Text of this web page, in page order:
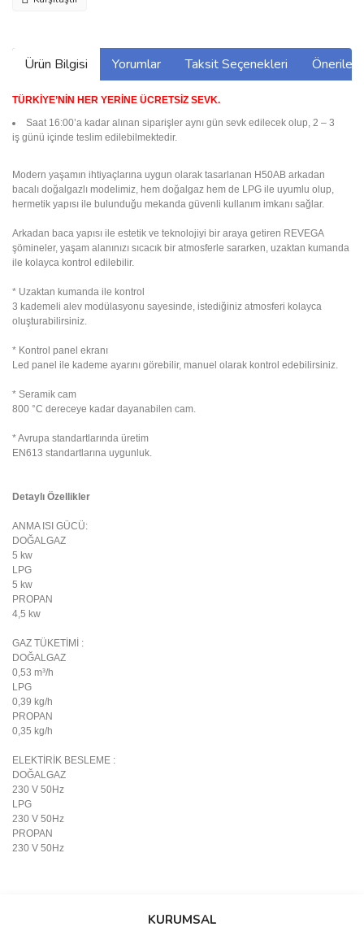
Ürün Bilgisi Yorumlar Taksit Seçenekleri
TÜRKİYE’NİN HER YERİNE ÜCRETSİZ SEVK.
Saat 16:00’a kadar alınan siparişler aynı gün sevk edilecek olup, 2 – 3
iş günü içinde teslim edilebilmektedir.
Modern yaşamın ihtiyaçlarına uygun olarak tasarlanan H50AB arkadan
bacalı doğalgazlı modelimiz, hem doğalgaz hem de LPG ile uyumlu olup,
hermetik yapısı ile bulunduğu mekanda güvenli kullanım imkanı sağlar.
Arkadan baca yapısı ile estetik ve teknolojiyi bir araya getiren REVEGA
şömineler, yaşam alanınızı sıcacık bir atmosferle sararken, uzaktan kumanda
ile kolayca kontrol edilebilir.
* Uzaktan kumanda ile kontrol
3 kademeli alev modülasyonu sayesinde, istediğiniz atmosferi kolayca
oluşturabilirsiniz.
* Kontrol panel ekranı
Led panel ile kademe ayarını görebilir, manuel olarak kontrol edebilirsiniz.
* Seramik cam
800 °C dereceye kadar dayanabilen cam.
* Avrupa standartlarında üretim
EN613 standartlarına uygunluk.
Detaylı Özellikler
ANMA ISI GÜCÜ:
DOĞALGAZ
5 kw
LPG
5 kw
PROPAN
4,5 kw
GAZ TÜKETİMİ :
DOĞALGAZ
0,53 m³/h
LPG
0,39 kg/h
PROPAN
0,35 kg/h
ELEKTİRİK BESLEME :
DOĞALGAZ
230 V 50Hz
LPG
230 V 50Hz
PROPAN
230 V 50Hz
Bu ürüne ilk yorumu siz yapın!
KURUMSAL